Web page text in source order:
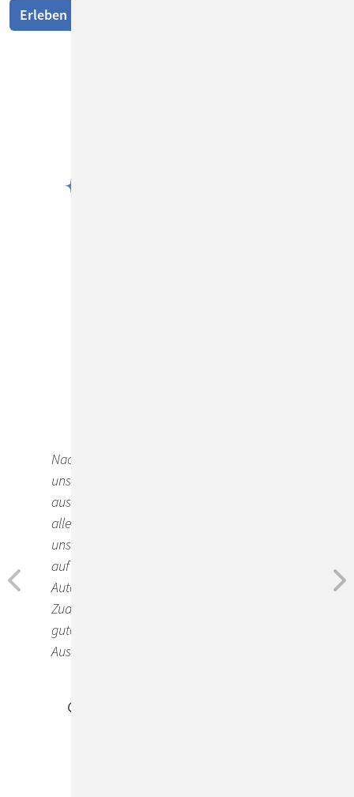
Erleben Sie unsere KI-Integration!
Nach der detaillierten Evaluierung stand für
uns schnell fest, ConSol CM zu nutzen. Ein
ausschlaggebender Grund dafür war vor
allem die Flexibilität der Lösung, durch die wir
unsere konkreten Anforderungen im Hinblick
auf die Prozesse, Schnittstellen und
Automatisierungen abdecken konnten.
Zudem sprachen für die ConSol-Lösung die
gute Usability und die umfassenden
Auswertungsmöglichkeiten.
Qualitätsingenieur bei Mitsubishi Electric